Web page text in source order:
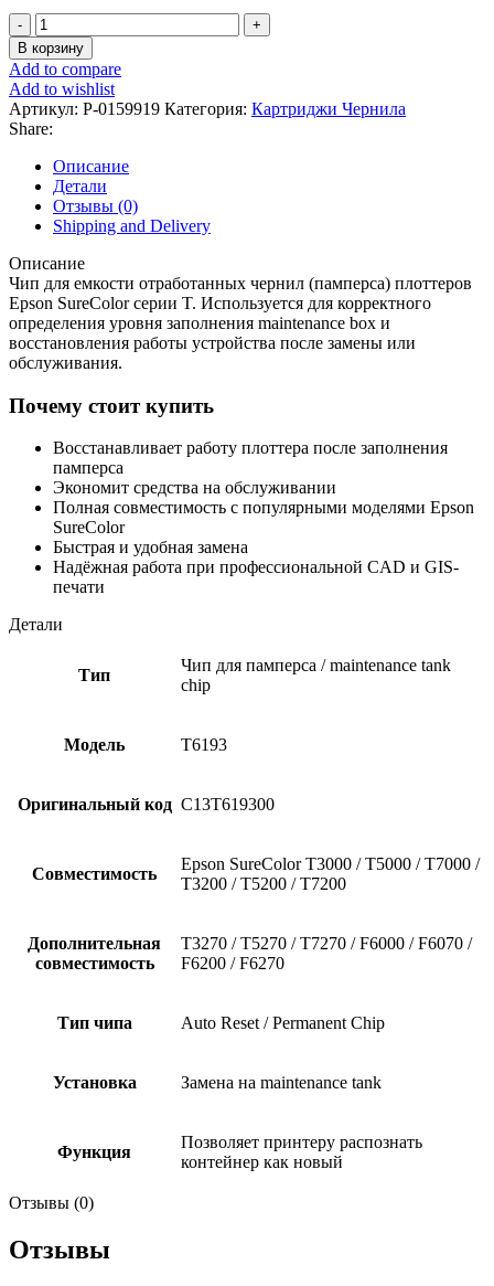
В корзину
Add to compare
Add to wishlist
Артикул: P-0159919 Категория: Картриджи Чернила
Share:
Описание
Детали
Отзывы (0)
Shipping and Delivery
Описание
Чип для емкости отработанных чернил (памперса) плоттеров
Epson SureColor серии T. Используется для корректного
определения уровня заполнения maintenance box и
восстановления работы устройства после замены или
обслуживания.
Почему стоит купить
Восстанавливает работу плоттера после заполнения
памперса
Экономит средства на обслуживании
Полная совместимость с популярными моделями Epson
SureColor
Быстрая и удобная замена
Надёжная работа при профессиональной CAD и GIS-
печати
Детали
Тип
Чип для памперса / maintenance tank
chip
Модель T6193
Оригинальный код C13T619300
Совместимость
Epson SureColor T3000 / T5000 / T7000 /
T3200 / T5200 / T7200
Дополнительная
совместимость
T3270 / T5270 / T7270 / F6000 / F6070 /
F6200 / F6270
Тип чипа Auto Reset / Permanent Chip
Установка Замена на maintenance tank
Функция
Позволяет принтеру распознать
контейнер как новый
Отзывы (0)
Отзывы